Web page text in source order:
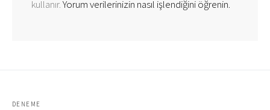
kullanır.Yorum verilerinizin nasıl işlendiğini öğrenin.
DENEME